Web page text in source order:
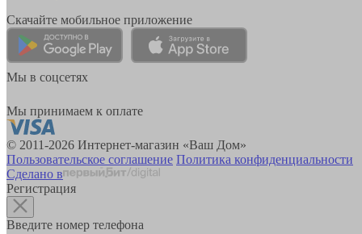
Скачайте мобильное приложение
Мы в соцсетях
Мы принимаем к оплате
© 2011-2026 Интернет-магазин «Ваш Дом»
Пользовательское соглашение Политика конфиденциальности
Сделано в
Регистрация
Введите номер телефона